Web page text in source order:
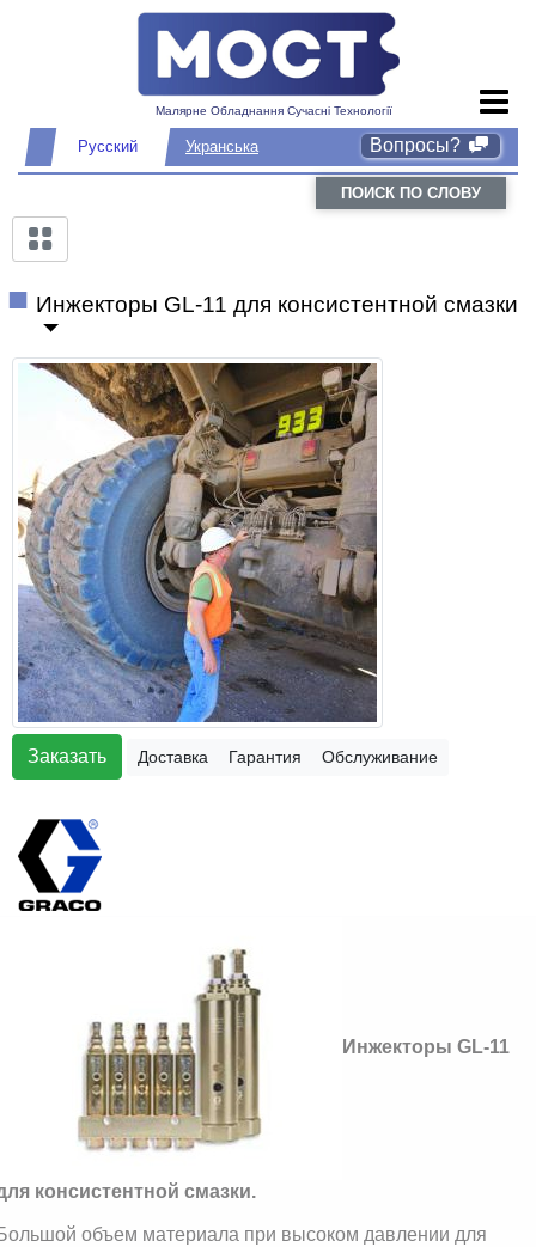
Малярне Обладнання Сучасні Технології
Русский Укранська Вопросы?
ПОИСК ПО СЛОВУ
Инжекторы GL-11 для консистентной смазки
Заказать Доставка Гарантия Обслуживание
Инжекторы GL-11
консистентной смазки.
объем материала при высоком давлении для